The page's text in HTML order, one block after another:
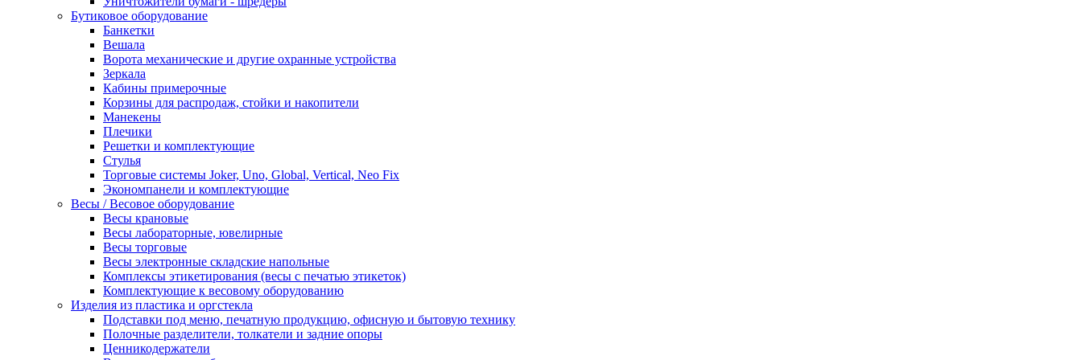
Бутиковое оборудование
Банкетки
Вешала
Ворота механические и другие охранные устройства
Зеркала
Кабины примерочные
Корзины для распродаж, стойки и накопители
Манекены
Плечики
Решетки и комплектующие
Стулья
Торговые системы Joker, Uno, Global, Vertical, Neo Fix
Экономпанели и комплектующие
Весы / Весовое оборудование
Весы крановые
Весы лабораторные, ювелирные
Весы торговые
Весы электронные складские напольные
Комплексы этикетирования (весы с печатью этикеток)
Комплектующие к весовому оборудованию
Изделия из пластика и оргстекла
Подставки под меню, печатную продукцию, офисную и бытовую технику
Полочные разделители, толкатели и задние опоры
Ценникодержатели